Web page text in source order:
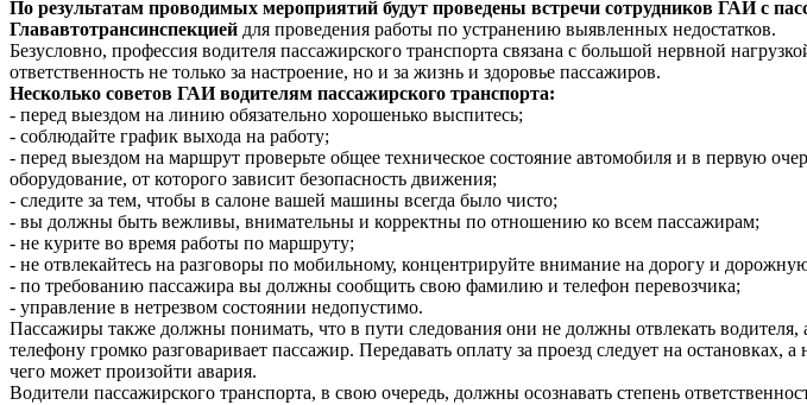
По результатам проводимых мероприятий будут проведены встречи сотрудников ГАИ с
Глававтотрансинспекцией для проведения работы по устранению выявленных недостатков.
Безусловно, профессия водителя пассажирского транспорта связана с большой нервной
ответственность не только за настроение, но и за жизнь и здоровье пассажиров.
Несколько советов ГАИ водителям пассажирского транспорта:
- перед выездом на линию обязательно хорошенько выспитесь;
- соблюдайте график выхода на работу;
- перед выездом на маршрут проверьте общее техническое состояние автомобиля и в первую
оборудование, от которого зависит безопасность движения;
- следите за тем, чтобы в салоне вашей машины всегда было чисто;
- вы должны быть вежливы, внимательны и корректны по отношению ко всем пассажирам;
- не курите во время работы по маршруту;
- не отвлекайтесь на разговоры по мобильному, концентрируйте внимание на дорогу и
- по требованию пассажира вы должны сообщить свою фамилию и телефон перевозчика;
- управление в нетрезвом состоянии недопустимо.
Пассажиры также должны понимать, что в пути следования они не должны отвлекать
телефону громко разговаривает пассажир. Передавать оплату за проезд следует на остановках,
чего может произойти авария.
Водители пассажирского транспорта, в свою очередь, должны осознавать степень